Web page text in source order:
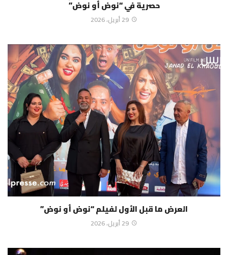
حصرية في “نوض أو نوض”
29 أبريل، 2026
العرض ما قبل الأول لفيلم “نوض أو نوض”
29 أبريل، 2026